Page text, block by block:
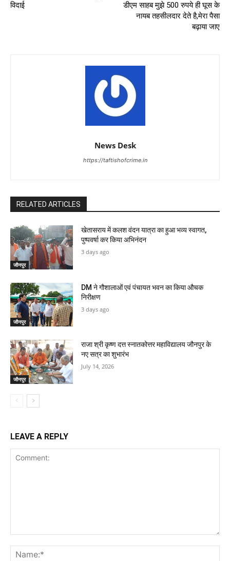
विदाई
डीएम साहब मुझे 500 रुपये ही घूस के
नायब तहसीलदार देते है,मेरा पैसा
बढ़ाया जाए
News Desk
https://taftishofcrime.in
RELATED ARTICLES
जौनपुर
खेतासराय में कलश वंदन यात्रा का हुआ भव्य स्वागत,
पुष्पवर्षा कर किया अभिनंदन
3 days ago
जौनपुर
DM ने गौशालाओं एवं पंचायत भवन का किया औचक
निरीक्षण
3 days ago
जौनपुर
राजा श्री कृष्ण दत्त स्नातकोत्तर महाविद्यालय जौनपुर के
नए सत्र का शुभारंभ
July 14, 2026
LEAVE A REPLY